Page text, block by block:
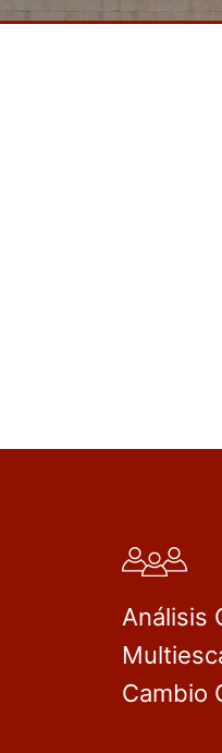
Análisis
Cambio